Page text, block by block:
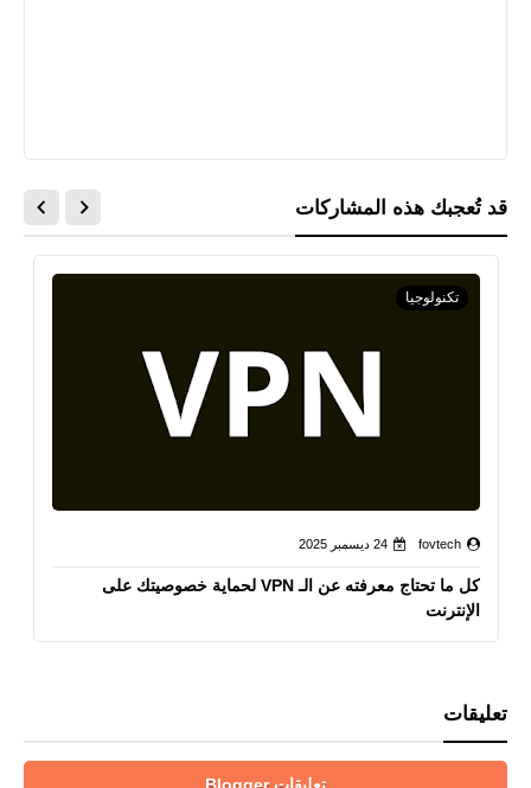
قد تُعجبك هذه المشاركات
تكنولوجيا
fovtech 24 ديسمبر 2025
كل ما تحتاج معرفته عن الـ VPN لحماية خصوصيتك على
الإنترنت
تعليقات